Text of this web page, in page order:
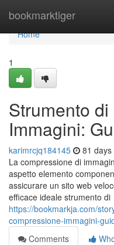
bookmarktiger
Home
Home
1
Strumento
Immagini:
karimrcjq184145 81 days
La compressione di
aspetto elemento
assicurare un sito web
efficace ideale strumento di
https://bookmarkja.com/
compressione-immagini-
Comments